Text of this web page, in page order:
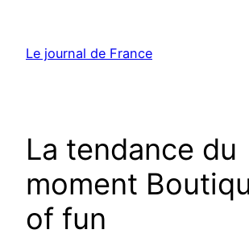
contenu
Le journal de France
La tendance du
moment
of fun